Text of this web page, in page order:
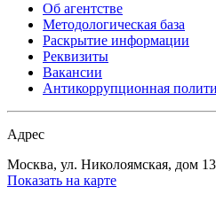
Об агентстве
Методологическая база
Раскрытие информации
Реквизиты
Вакансии
Антикоррупционная
Адрес
Москва, ул. Николоямская, дом
Показать на карте